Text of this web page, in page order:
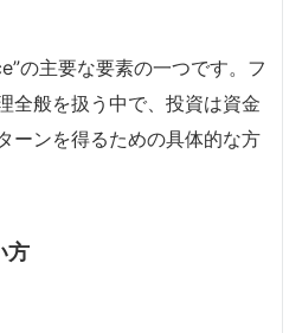
の主要な要素の一つです。フ
全般を扱う中で、投資は資金
ーンを得るための具体的な方
方